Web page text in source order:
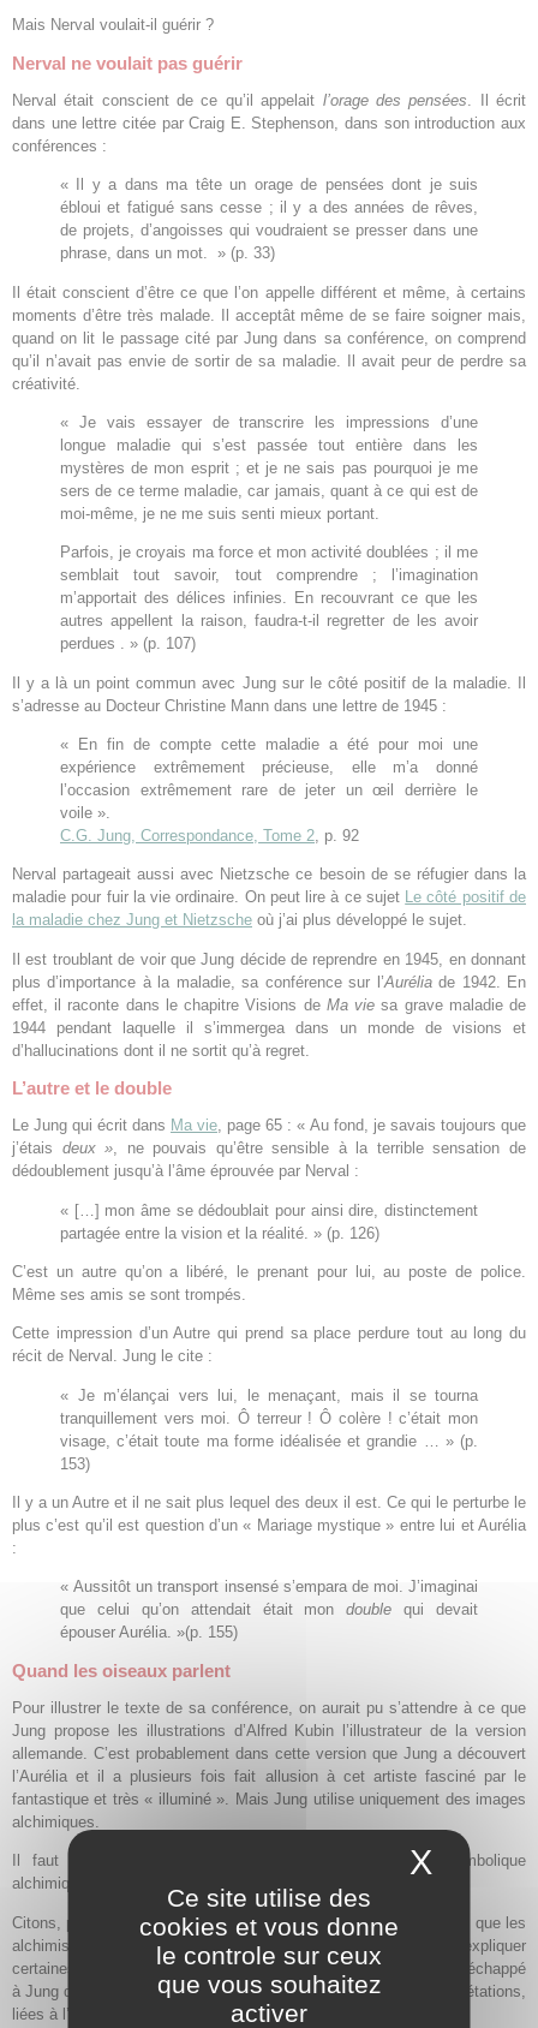
Mais Nerval voulait-il guérir ?
Nerval ne voulait pas guérir
Nerval était conscient de ce qu’il appelait l’orage des pensées. Il écrit
dans une lettre citée par Craig E. Stephenson, dans son introduction aux
conférences :
« Il y a dans ma tête un orage de pensées dont je suis
ébloui et fatigué sans cesse ; il y a des années de rêves,
de projets, d’angoisses qui voudraient se presser dans une
phrase, dans un mot. » (p. 33)
Il était conscient d’être ce que l’on appelle différent et même, à certains
moments d’être très malade. Il acceptât même de se faire soigner mais,
quand on lit le passage cité par Jung dans sa conférence, on comprend
qu’il n’avait pas envie de sortir de sa maladie. Il avait peur de perdre sa
créativité.
« Je vais essayer de transcrire les impressions d’une
longue maladie qui s’est passée tout entière dans les
mystères de mon esprit ; et je ne sais pas pourquoi je me
sers de ce terme maladie, car jamais, quant à ce qui est de
moi-même, je ne me suis senti mieux portant.
Parfois, je croyais ma force et mon activité doublées ; il me
semblait tout savoir, tout comprendre ; l’imagination
m’apportait des délices infinies. En recouvrant ce que les
autres appellent la raison, faudra-t-il regretter de les avoir
perdues . » (p. 107)
Il y a là un point commun avec Jung sur le côté positif de la maladie. Il
s’adresse au Docteur Christine Mann dans une lettre de 1945 :
« En fin de compte cette maladie a été pour moi une
expérience extrêmement précieuse, elle m’a donné
l’occasion extrêmement rare de jeter un œil derrière le
voile ».
C.G. Jung, Correspondance, Tome 2, p. 92
Nerval partageait aussi avec Nietzsche ce besoin de se réfugier dans la
maladie pour fuir la vie ordinaire. On peut lire à ce sujet Le côté positif de
la maladie chez Jung et Nietzsche où j’ai plus développé le sujet.
Il est troublant de voir que Jung décide de reprendre en 1945, en donnant
plus d’importance à la maladie, sa conférence sur l’Auréliade 1942. En
effet, il raconte dans le chapitre Visions de Ma vie sa grave maladie de
1944 pendant laquelle il s’immergea dans un monde de visions et
d’hallucinations dont il ne sortit qu’à regret.
L’autre et le double
Le Jung qui écrit dans Ma vie, page 65 : « Au fond, je savais toujours que
j’étais deux », ne pouvais qu’être sensible à la terrible sensation de
dédoublement jusqu’à l’âme éprouvée par Nerval :
« […] mon âme se dédoublait pour ainsi dire, distinctement
partagée entre la vision et la réalité. » (p. 126)
C’est un autre qu’on a libéré, le prenant pour lui, au poste de police.
Même ses amis se sont trompés.
Cette impression d’un Autre qui prend sa place perdure tout au long du
récit de Nerval. Jung le cite :
« Je m’élançai vers lui, le menaçant, mais il se tourna
tranquillement vers moi. Ô terreur ! Ô colère ! c’était mon
visage, c’était toute ma forme idéalisée et grandie … » (p.
153)
Il y a un Autre et il ne sait plus lequel des deux il est. Ce qui le perturbe le
plus c’est qu’il est question d’un « Mariage mystique » entre lui et Aurélia
:
« Aussitôt un transport insensé s’empara de moi. J’imaginai
que celui qu’on attendait était mondouble qui devait
épouser Aurélia. »(p. 155)
Quand les oiseaux parlent
Pour illustrer le texte de sa conférence, on aurait pu s’attendre à ce que
Jung propose les illustrations d’Alfred Kubin l’illustrateur de la version
allemande. C’est probablement dans cette version que Jung a découvert
l’Aurélia et il a plusieurs fois fait allusion à cet artiste fasciné par le
fantastique et très « illuminé ». Mais Jung utilise uniquement des images
alchimiques.
Il faut dire que le texte de Nerval contient une riche symbolique
alchimique qui intéresse vivement Jung.
Citons, par exemple, le fait que Nerval entend parler un oiseau et que les
alchimistes disaient s’exprimer en langue des oiseaux pour expliquer
certaines obscurités, assonances et jeux de mots. Cela n’a pas échappé
à Jung qui, plusieurs fois dans sa conférence propose des interprétations,
liées à l’alchimie, des rêves et des visions relatés dans Aurélia.
Ce site utilise des
cookies et vous donne
le controle sur ceux
que vous souhaitez
activer
X